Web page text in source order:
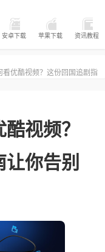
安卓下载 苹果下载 资讯教程
看优酷视频？这份回国追剧指
视频？
你告别